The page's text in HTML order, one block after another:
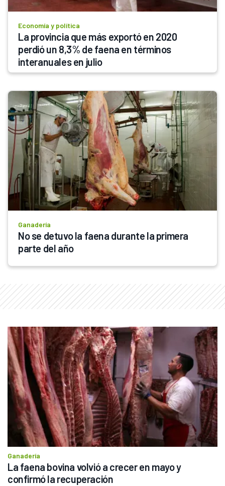
Economía y política
La provincia que más exportó en 2020
perdió un 8,3% de faena en términos
interanuales en julio
Ganadería
No se detuvo la faena durante la primera
parte del año
Ganadería
La faena bovina volvió a crecer en mayo y
confirmó la recuperación